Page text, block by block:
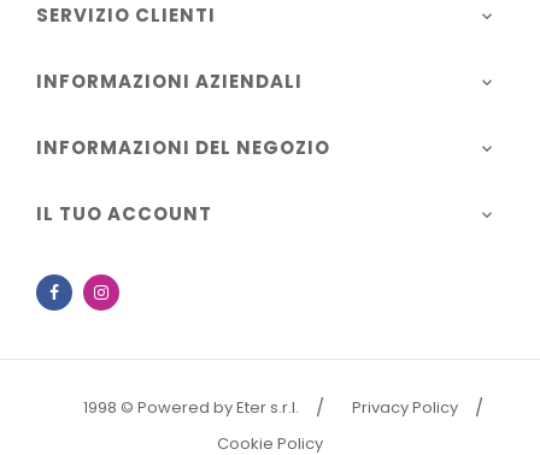
SERVIZIO CLIENTI 
INFORMAZIONI AZIENDALI 
INFORMAZIONI DEL NEGOZIO 
IL TUO ACCOUNT 
Facebook
1998 © Powered by Eter s.r.l.
Privacy Policy
Cookie Policy